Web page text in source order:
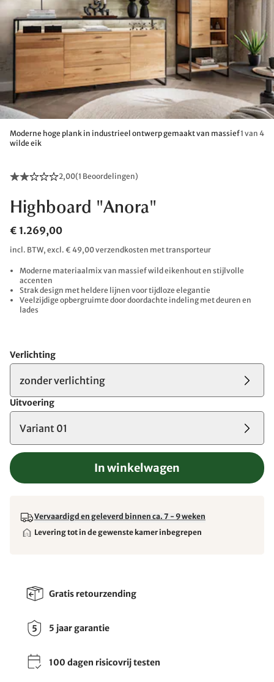
Moderne hoge plank in industrieel ontwerp gemaakt van massief
wilde eik
1 van 4
2,00(1 Beoordelingen)
Highboard "Anora"
€ 1.269,00
incl. BTW, excl. € 49,00 verzendkosten met transporteur
Moderne materiaalmix van massief wild eikenhout en stijlvolle
accenten
Strak design met heldere lijnen voor tijdloze elegantie
Veelzijdige opbergruimte door doordachte indeling met deuren en
lades
Verlichting
zonder verlichting
Uitvoering
Variant 01
In winkelwagen
Vervaardigd en geleverd binnen ca. 7 - 9 weken
Levering tot in de gewenste kamer inbegrepen
Gratis retourzending
5 jaar garantie
100 dagen risicovrij testen